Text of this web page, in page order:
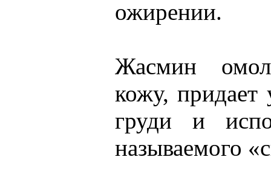
ожирении.
Жасмин
кожу,
груди и
называемого